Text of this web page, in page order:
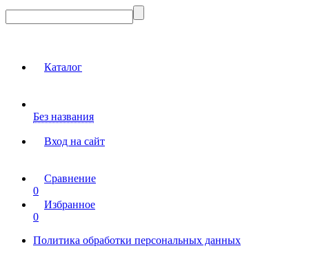
Каталог
Без названия
Вход на сайт
Сравнение
0
Избранное
0
Политика обработки персональных данных